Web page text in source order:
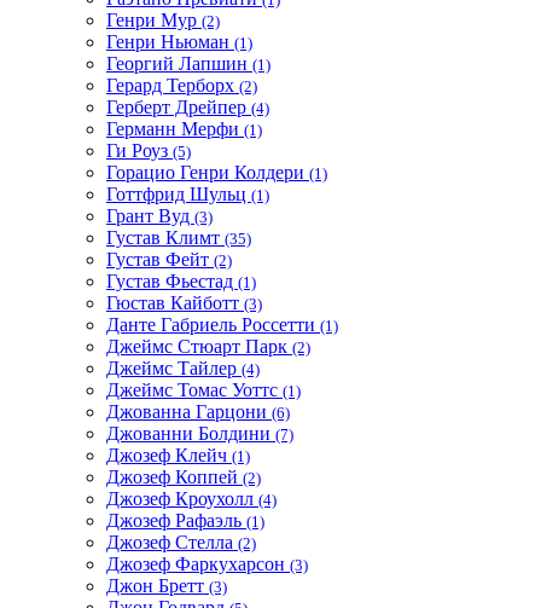
Генри Мур (2)
Генри Ньюман (1)
Георгий Лапшин (1)
Герард Терборх (2)
Герберт Дрейпер (4)
Германн Мерфи (1)
Ги Роуз (5)
Горацио Генри Колдери (1)
Готтфрид Шульц (1)
Грант Вуд (3)
Густав Климт (35)
Густав Фейт (2)
Густав Фьестад (1)
Гюстав Кайботт (3)
Данте Габриель Россетти (1)
Джеймс Стюарт Парк (2)
Джеймс Тайлер (4)
Джеймс Томас Уоттс (1)
Джованна Гарцони (6)
Джованни Болдини (7)
Джозеф Клейч (1)
Джозеф Коппей (2)
Джозеф Кроухолл (4)
Джозеф Рафаэль (1)
Джозеф Стелла (2)
Джозеф Фаркухарсон (3)
Джон Бретт (3)